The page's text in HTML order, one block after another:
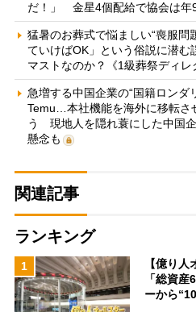
だ！」 金星4個配給で協会は年
猛暑のお葬式で悩ましい“喪服
ていけばOK」という俗説に潜む
マストなのか？《1級葬祭ディレ
急増する中国企業の“国籍ロンダ
Temu…本社機能を海外に移転さ
う 現地人を隠れ蓑にした中国
懸念も
関連記事
ランキング
1
【億り
「総資
ーから